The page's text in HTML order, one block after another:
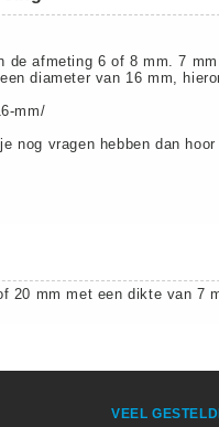
afmeting 6 of 8 mm. 7
diameter van 16 mm,
mm/
nog vragen hebben dan
20 mm met een dikte van
VEEL